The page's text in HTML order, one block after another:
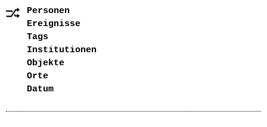
Personen
Ereignisse
Tags
Institutionen
Objekte
Orte
Datum